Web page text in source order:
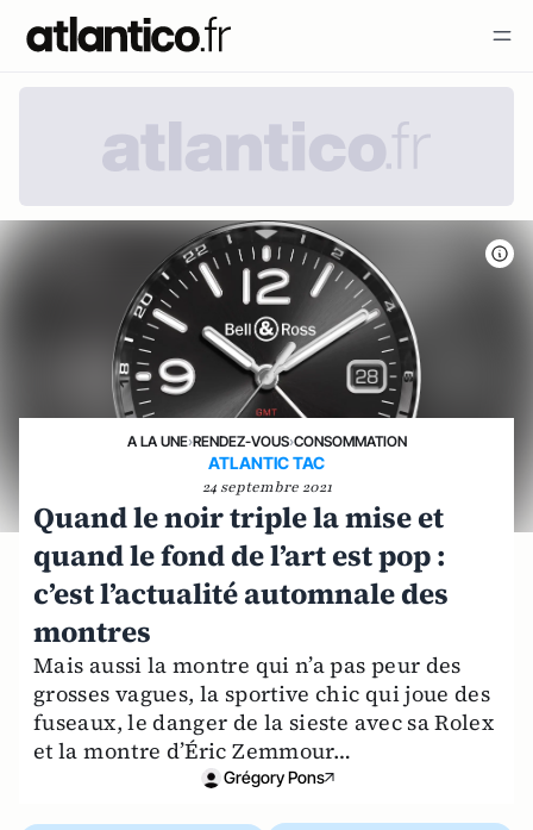
A LA UNE›RENDEZ-VOUS›CONSOMMATION
ATLANTIC TAC
24 septembre 2021
Quand le noir triple la mise et
quand le fond de l’art est pop :
c’est l’actualité automnale des
montres
Mais aussi la montre qui n’a pas peur des
grosses vagues, la sportive chic qui joue des
fuseaux, le danger de la sieste avec sa Rolex
et la montre d’Éric Zemmour…
Grégory Pons